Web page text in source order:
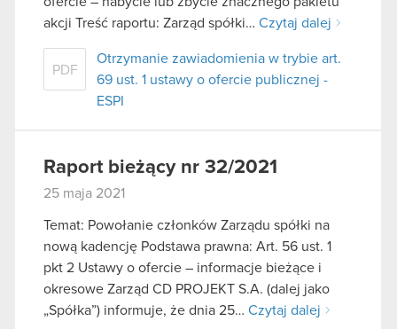
akcji Treść raportu: Zarząd spółki… Czytaj dalej
PDF
Otrzymanie zawiadomienia w trybie art.
69 ust. 1 ustawy o ofercie publicznej -
ESPI
Raport bieżący nr 32/2021
25 maja 2021
Temat: Powołanie członków Zarządu spółki na
nową kadencję Podstawa prawna: Art. 56 ust. 1
pkt 2 Ustawy o ofercie – informacje bieżące i
okresowe Zarząd CD PROJEKT S.A. (dalej jako
„Spółka”) informuje, że dnia 25… Czytaj dalej